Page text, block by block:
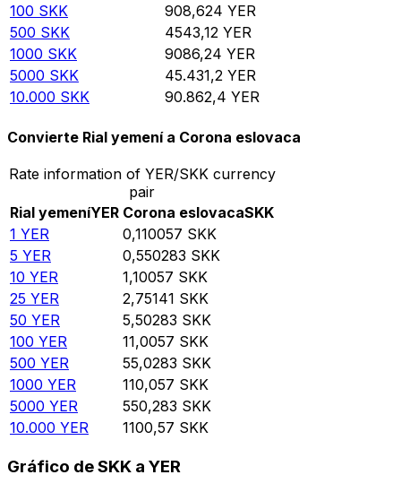
100 SKK 908,624 YER
500 SKK 4543,12 YER
1000 SKK 9086,24 YER
5000 SKK 45.431,2 YER
10.000 SKK 90.862,4 YER
Convierte Rial yemení a Corona eslovaca
Rate information of YER/SKK currency
pair
Rial yemeníYER Corona eslovacaSKK
1 YER 0,110057 SKK
5 YER 0,550283 SKK
10 YER 1,10057 SKK
25 YER 2,75141 SKK
50 YER 5,50283 SKK
100 YER 11,0057 SKK
500 YER 55,0283 SKK
1000 YER 110,057 SKK
5000 YER 550,283 SKK
10.000 YER 1100,57 SKK
Gráfico de SKK a YER